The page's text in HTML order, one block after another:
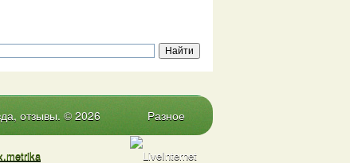
отзывы. © 2026 Разное